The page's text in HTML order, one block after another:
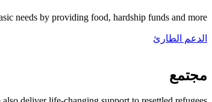
needs by providing food, hardship funds and more.
الدعم الطارئ
مجتمع